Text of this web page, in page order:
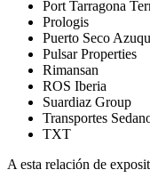
Port Tarragona
Prologis
Puerto Seco
Pulsar Properties
Rimansan
ROS Iberia
Suardiaz Group
Transportes
TXT
A esta relación de